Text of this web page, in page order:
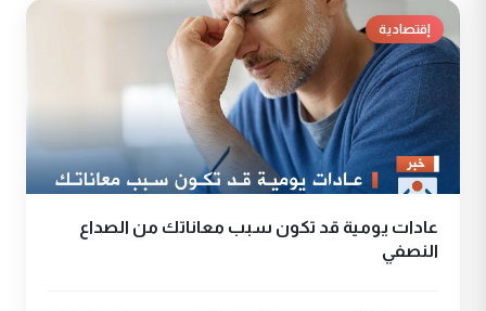
إقتصادية
عادات يومية قد تكون سبب معاناتك من الصداع
النصفي